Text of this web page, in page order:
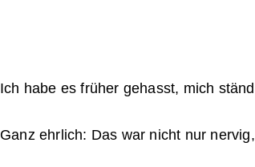
Ich habe es früher gehasst, mich
Ganz ehrlich: Das war nicht nur